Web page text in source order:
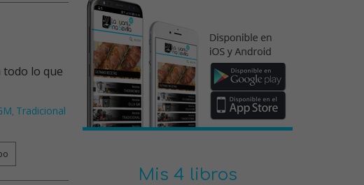
todo lo que
, Tradicional
Mis 4 libros